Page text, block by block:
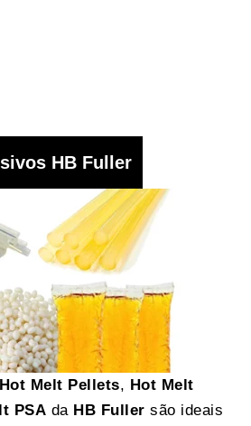
HB Fuller
Hot Melt Pellets, Hot Melt
PSA da HB Fuller são ideais